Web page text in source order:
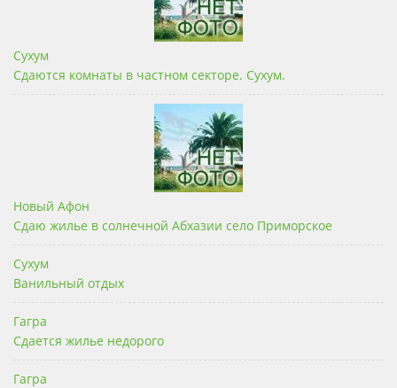
Сухум
Сдаются комнаты в частном секторе. Сухум.
Новый Афон
Сдаю жилье в солнечной Абхазии село Приморское
Сухум
Ванильный отдых
Гагра
Сдается жилье недорого
Гагра